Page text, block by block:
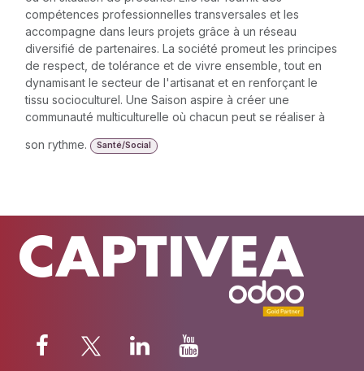
Une Saison
Une Saison est une organisation engagée dans l'insertion
ou en situation de précarité. Elle leur fournit des
de respect, de tolérance et de vivre ensemble, tout en
dynamisant le secteur de l'artisanat et en renforçant le
tissu socioculturel. Une Saison aspire à créer une
communauté multiculturelle où chacun peut se réaliser à